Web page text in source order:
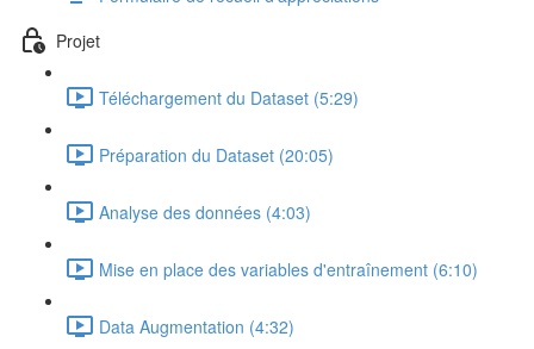
Projet
Téléchargement du Dataset (5:29)
Préparation du Dataset (20:05)
Analyse des données (4:03)
Mise en place des variables d'entraînement (6:10)
Data Augmentation (4:32)